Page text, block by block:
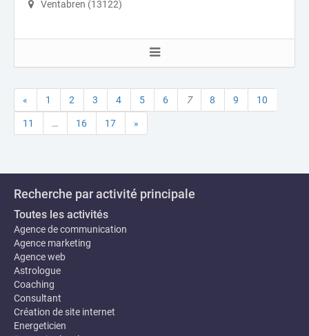
Ventabren (13122)
« 1 2 3 4 5 6 7 8 9 10
11 … 16 17 »
Recherche par activité principale
Toutes les activités
Agence de communication
Agence marketing
Agence web
Astrologue
Coaching
Consultant
Création de site internet
Energeticien